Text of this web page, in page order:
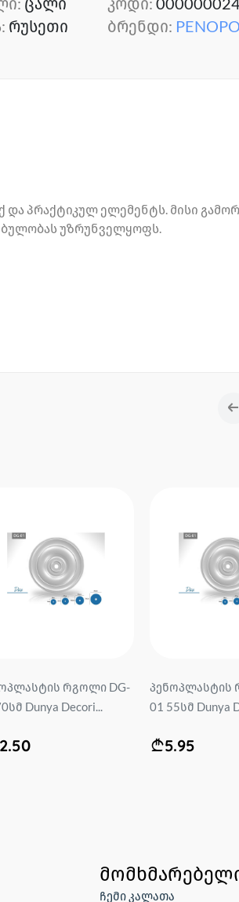
რუსეთი
ბრენდი:
და პრაქტიკულ ელემენტს. მისი
უზრუნველყოფს.
რგოლი DG-
Dunya Decori...
პენოპლასტის
01 55სმ Dunya
5.95
ჩემი კალათა